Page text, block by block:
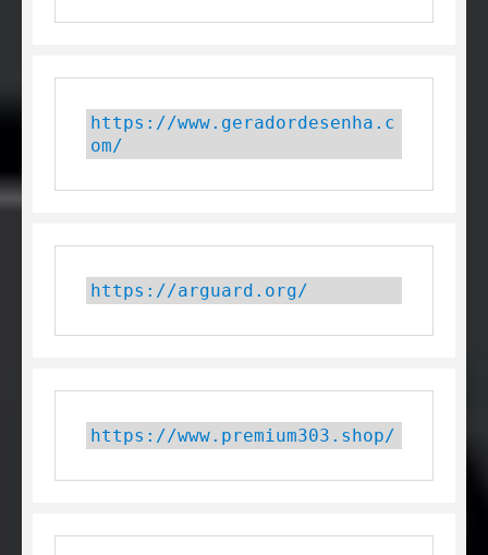
https://www.geradordesenha.c
om/
https://arguard.org/
https://www.premium303.shop/